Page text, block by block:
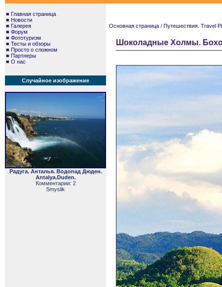
■ Главная страница
■ Новости
■ Галерея
■ Форум
■ Фототуризм
■ Тесты и обзоры
■ Просто о сложном
■ Партнеры
■ О нас
Случайное изображение
Радуга. Анталья. Водопад Дюден.
Antalya.Duden.
Комментарии: 2
Smyslik
Основная страница / Путешествия. Travel
Шоколадные Холмы.